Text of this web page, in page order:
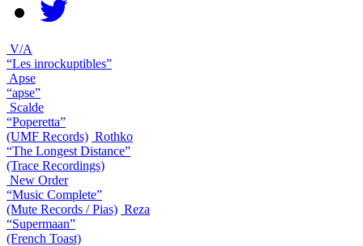
V/A
“Les inrockuptibles”
Apse
“apse”
Scalde
“Poperetta”
(UMF Records) Rothko
“The Longest Distance”
(Trace Recordings)
New Order
“Music Complete”
(Mute Records / Pias) Reza
“Supermaan”
(French Toast)